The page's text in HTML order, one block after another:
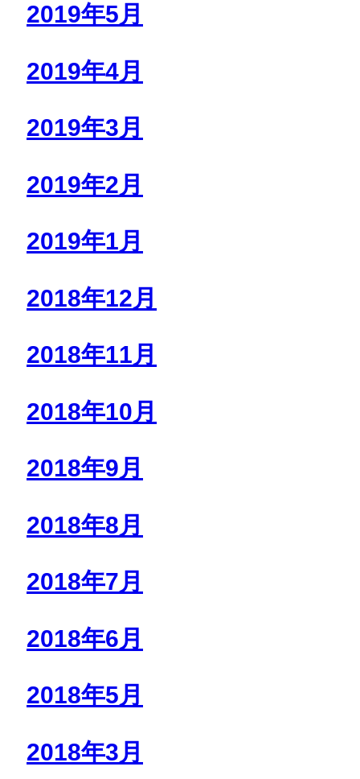
2019年5月
2019年4月
2019年3月
2019年2月
2019年1月
2018年12月
2018年11月
2018年10月
2018年9月
2018年8月
2018年7月
2018年6月
2018年5月
2018年3月